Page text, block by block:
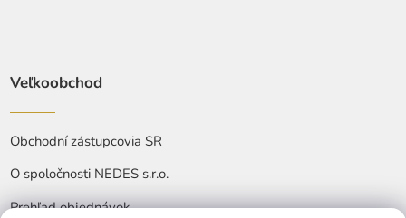
Veľkoobchod
Obchodní zástupcovia SR
O spoločnosti NEDES s.r.o.
Prehľad objednávok